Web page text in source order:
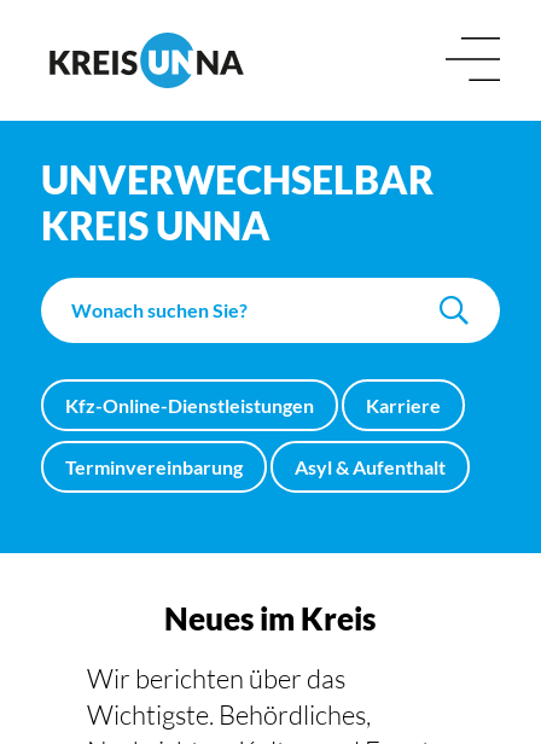
UNVERWECHSELBAR
KREIS UNNA
Kfz-Online-Dienstleistungen Karriere
Terminvereinbarung Asyl & Aufenthalt
Neues im Kreis
Wir berichten über das
Wichtigste. Behördliches,